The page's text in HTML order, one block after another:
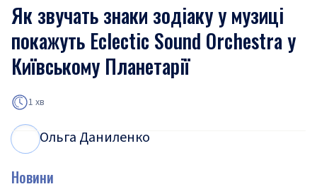
Як звучать знаки зодіаку у музиці
покажуть Eclectic Sound Orchestra у
Київському Планетарії
1 хв
Ольга Даниленко
Новини